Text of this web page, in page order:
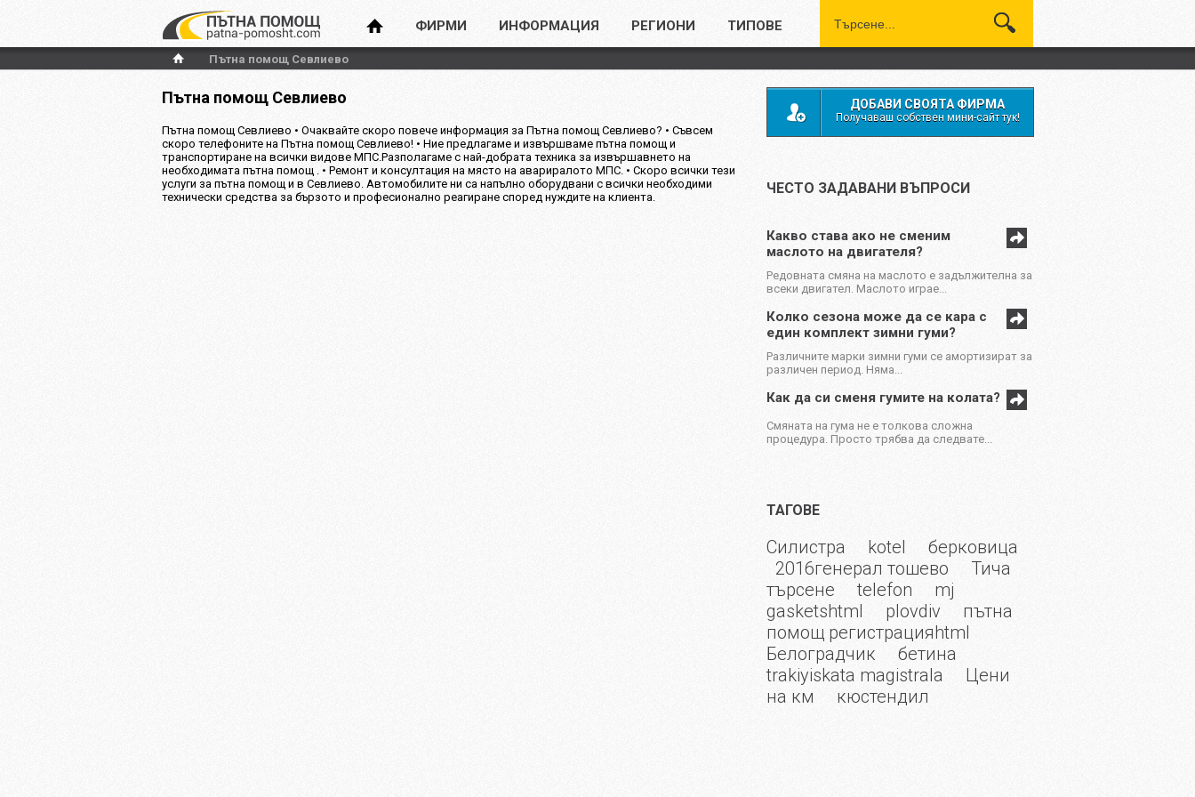
ФИРМИ ИНФОРМАЦИЯ РЕГИОНИ ТИПОВЕ
Пътна помощ Севлиево
Пътна помощ Севлиево
Пътна помощ Севлиево • Очаквайте скоро повече информация за Пътна помощ Севлиево? • Съвсем
скоро телефоните на Пътна помощ Севлиево! • Ние предлагаме и извършваме пътна помощ и
транспортиране на всички видове МПС.Разполагаме с най-добрата техника за извършавнето на
необходимата пътна помощ . • Ремонт и консултация на място на авариралото МПС. • Скоро всички тези
услуги за пътна помощ и в Севлиево. Автомобилите ни са напълно оборудвани с всички необходими
технически средства за бързото и професионално реагиране според нуждите на клиента.
ДОБАВИ СВОЯТА ФИРМА
Получаваш собствен мини-сайт тук!
ЧЕСТО ЗАДАВАНИ ВЪПРОСИ
Какво става ако не сменим
маслото на двигателя?
Редовната смяна на маслото е задължителна за
всеки двигател. Маслото играе...
Колко сезона може да се кара с
един комплект зимни гуми?
Различните марки зимни гуми се амортизират за
различен период. Няма...
Как да си сменя гумите на колата?
Смяната на гума не е толкова сложна
процедура. Просто трябва да следвате...
ТАГОВЕ
Силистра kotel
берковица
2016генерал тошево
Тича
търсене
telefon
mj
gasketshtml
plovdiv
пътна
помощ регистрацияhtml
Белоградчик
бетина
trakiyiskata magistrala
Цени
на км
кюстендил